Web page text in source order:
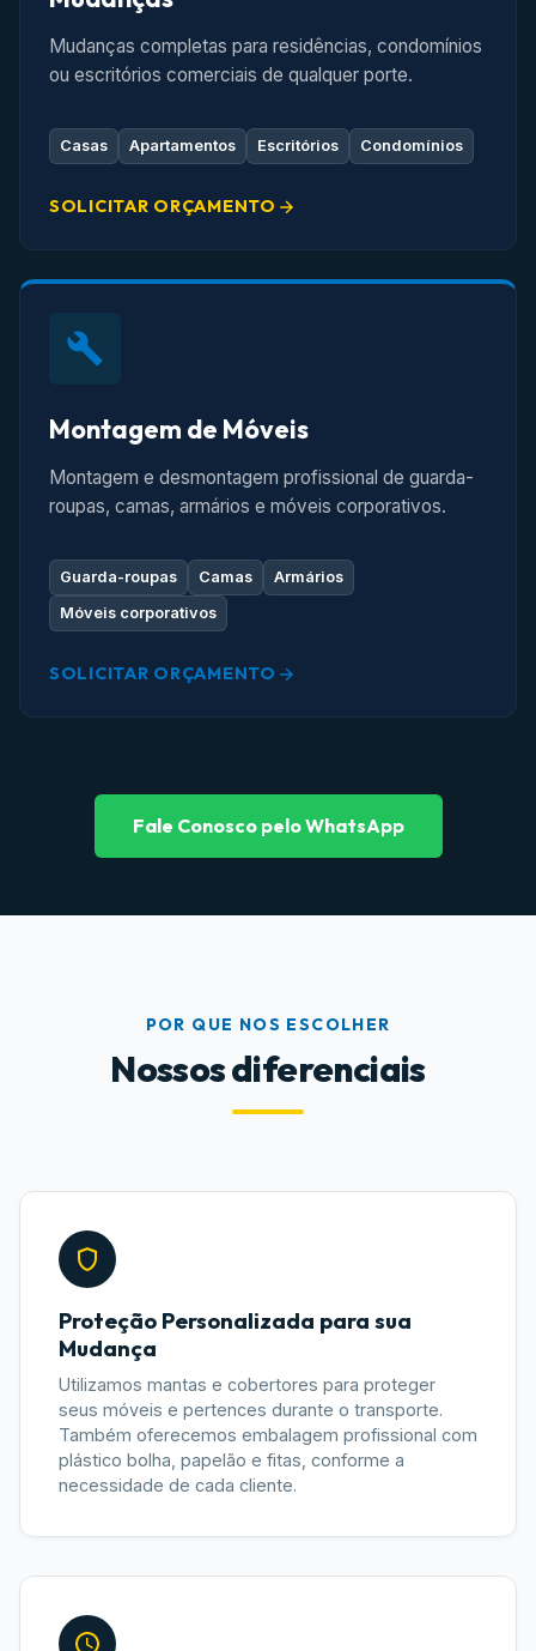
Mudanças completas para residências, condomínios
ou escritórios comerciais de qualquer porte.
Casas Apartamentos Escritórios Condomínios
SOLICITAR ORÇAMENTO
Montagem de Móveis
Montagem e desmontagem profissional de guarda-
roupas, camas, armários e móveis corporativos.
Guarda-roupas Camas
Armários
Móveis corporativos
SOLICITAR ORÇAMENTO
Fale Conosco pelo WhatsApp
POR QUE NOS ESCOLHER
Nossos diferenciais
Proteção Personalizada para sua
Mudança
Utilizamos mantas e cobertores para proteger
seus móveis e pertences durante o transporte.
Também oferecemos embalagem profissional com
plástico bolha, papelão e fitas, conforme a
necessidade de cada cliente.